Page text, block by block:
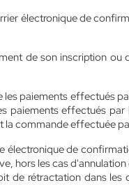
électronique de
de son inscription ou
les paiements effectués
paiements effectués par
la commande effectuée
électronique de
hors les cas
de rétractation dans les